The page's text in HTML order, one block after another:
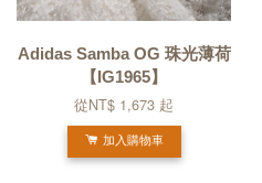
Adidas Samba OG 珠光薄荷
【IG1965】
從NT$ 1,673 起
加入購物車